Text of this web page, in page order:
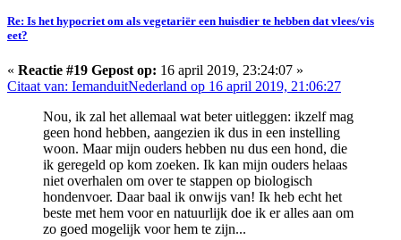
Re: Is het hypocriet om als vegetariër een huisdier te hebben dat vlees/vis
eet?
« Reactie #19 Gepost op: 16 april 2019, 23:24:07 »
Citaat van: IemanduitNederland op 16 april 2019, 21:06:27
Nou, ik zal het allemaal wat beter uitleggen: ikzelf mag
geen hond hebben, aangezien ik dus in een instelling
woon. Maar mijn ouders hebben nu dus een hond, die
ik geregeld op kom zoeken. Ik kan mijn ouders helaas
niet overhalen om over te stappen op biologisch
hondenvoer. Daar baal ik onwijs van! Ik heb echt het
beste met hem voor en natuurlijk doe ik er alles aan om
zo goed mogelijk voor hem te zijn...